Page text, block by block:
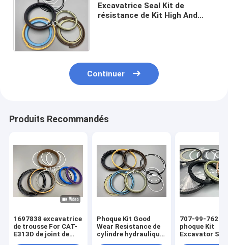
Excavatrice Seal Kit de
résistance de Kit High And
Continuer
Produits Recommandés
1697838 excavatrice
de trousse For CAT-
E313D de joint de
Phoque Kit Good
Wear Resistance de
cylindre hydraulique
707-99-76260
phoque Kit
Excavator